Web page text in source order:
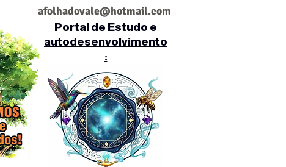
afolhadovale@hotmail.com
Portal de Estudo e
autodesenvolvimento
: